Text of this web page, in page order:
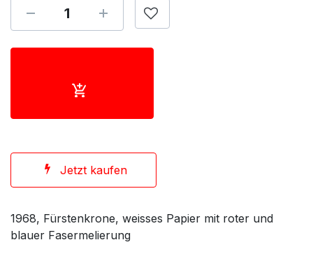
Jetzt kaufen
1968, Fürstenkrone, weisses Papier mit roter und
blauer Fasermelierung